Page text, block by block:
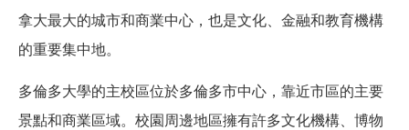
拿大最大的城市和商業中心，也是文化、金融和教育機構
的重要集中地。
多倫多大學的主校區位於多倫多市中心，靠近市區的主要
景點和商業區域。校園周邊地區擁有許多文化機構、博物